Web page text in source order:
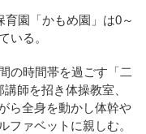
園「かもめ園」は0～
いる。
の時間帯を過ごす「二
師を招き体操教室、
ら全身を動かし体幹や
ファベットに親しむ。